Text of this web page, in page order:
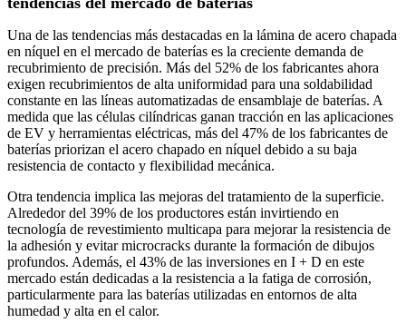
Una de las tendencias más destacadas en la lámina de acero chapada
en níquel en el mercado de baterías es la creciente demanda de
recubrimiento de precisión. Más del 52% de los fabricantes ahora
exigen recubrimientos de alta uniformidad para una soldabilidad
constante en las líneas automatizadas de ensamblaje de baterías. A
medida que las células cilíndricas ganan tracción en las aplicaciones
de EV y herramientas eléctricas, más del 47% de los fabricantes de
baterías priorizan el acero chapado en níquel debido a su baja
resistencia de contacto y flexibilidad mecánica.
Otra tendencia implica las mejoras del tratamiento de la superficie.
Alrededor del 39% de los productores están invirtiendo en
tecnología de revestimiento multicapa para mejorar la resistencia de
la adhesión y evitar microcracks durante la formación de dibujos
profundos. Además, el 43% de las inversiones en I + D en este
mercado están dedicadas a la resistencia a la fatiga de corrosión,
particularmente para las baterías utilizadas en entornos de alta
humedad y alta en el calor.